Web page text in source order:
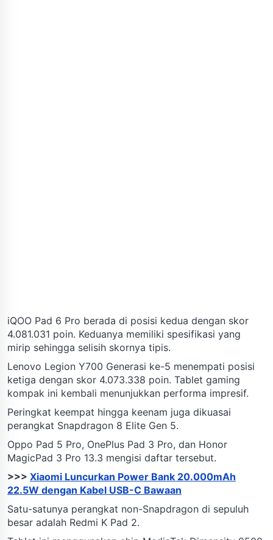
iQOO Pad 6 Pro berada di posisi kedua dengan skor
4.081.031 poin. Keduanya memiliki spesifikasi yang
mirip sehingga selisih skornya tipis.
Lenovo Legion Y700 Generasi ke-5 menempati posisi
ketiga dengan skor 4.073.338 poin. Tablet gaming
kompak ini kembali menunjukkan performa impresif.
Peringkat keempat hingga keenam juga dikuasai
perangkat Snapdragon 8 Elite Gen 5.
Oppo Pad 5 Pro, OnePlus Pad 3 Pro, dan Honor
MagicPad 3 Pro 13.3 mengisi daftar tersebut.
>>> Xiaomi Luncurkan Power Bank 20.000mAh
22.5W dengan Kabel USB-C Bawaan
Satu-satunya perangkat non-Snapdragon di sepuluh
besar adalah Redmi K Pad 2.